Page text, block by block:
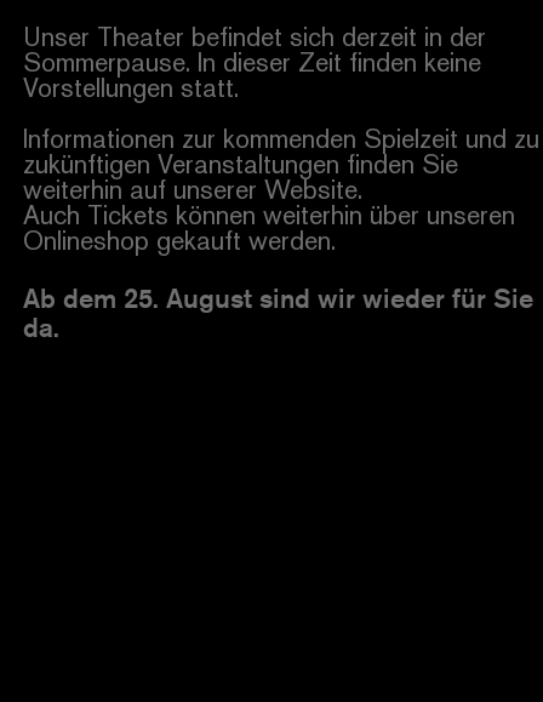
Unser Theater befindet sich derzeit in der
Sommerpause. In dieser Zeit finden keine
Vorstellungen statt.
Informationen zur kommenden Spielzeit und zu
zukünftigen Veranstaltungen finden Sie
weiterhin auf unserer Website.
Auch Tickets können weiterhin über unseren
Onlineshop gekauft werden.
Ab dem 25. August sind wir wieder für Sie
da.